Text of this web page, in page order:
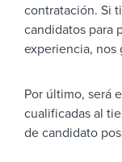
contratación. Si
candidatos para
experiencia, nos
Por último, será
cualificadas al
de candidato